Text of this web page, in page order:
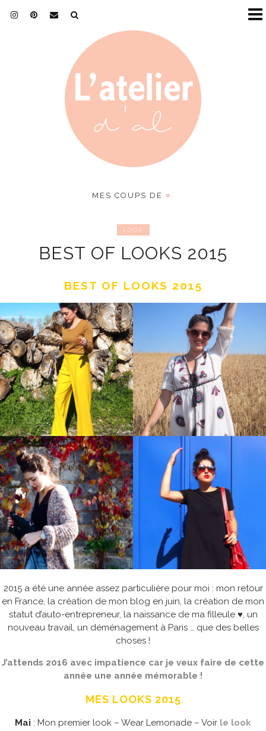
MES COUPS DE ♥
LOOK
BEST OF LOOKS 2015
BEST OF LOOKS 2015
2015 a été une année assez particulière pour moi : mon retour
en France, la création de mon blog en juin, la création de mon
statut d’auto-entrepreneur, la naissance de ma filleule ♥, un
nouveau travail, un déménagement à Paris … que des belles
choses !
J’attends 2016 avec impatience car je veux faire de cette
année une année mémorable !
MES LOOKS 2015
Mai : Mon premier look – Wear Lemonade – Voir le look